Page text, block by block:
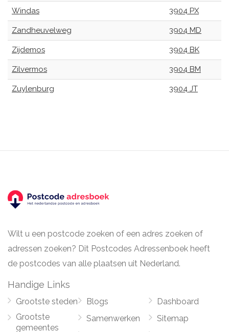
Windas 3904 PX
Zandheuvelweg 3904 MD
Zijdemos 3904 BK
Zilvermos 3904 BM
Zuylenburg 3904 JT
Wilt u een postcode zoeken of een adres zoeken of
adressen zoeken? Dit Postcodes Adressenboek heeft
de postcodes van alle plaatsen uit Nederland.
Handige Links
Grootste steden
Grootste
gemeentes
Blogs
Samenwerken
Dashboard
Sitemap